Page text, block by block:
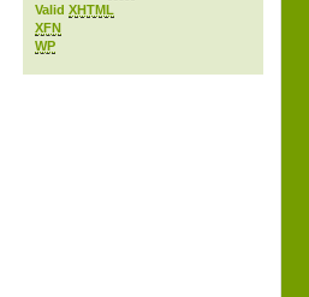
Valid XHTML
XFN
WP